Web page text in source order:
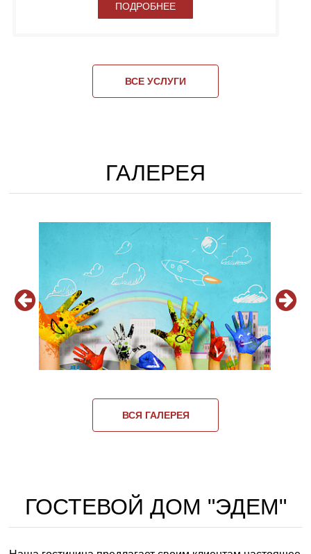
ПОДРОБНЕЕ
ВСЕ УСЛУГИ
ГАЛЕРЕЯ
ВСЯ ГАЛЕРЕЯ
ГОСТЕВОЙ ДОМ "ЭДЕМ"